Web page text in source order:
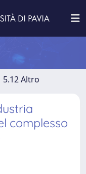
5.12 Altro
complesso